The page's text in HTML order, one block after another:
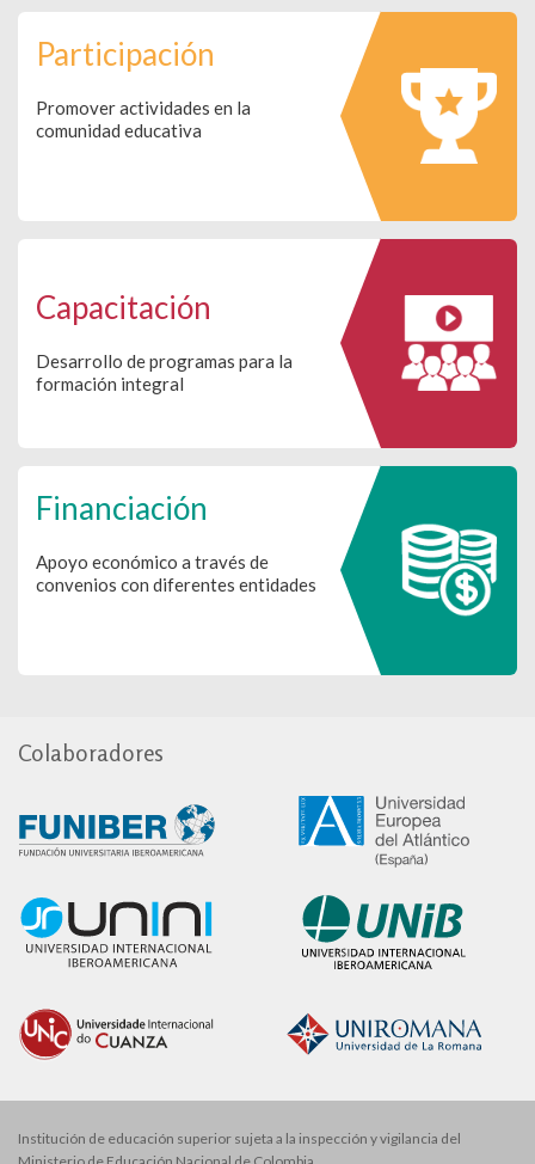
Participación
Promover actividades en la
comunidad educativa
Capacitación
Desarrollo de programas para la
formación integral
Financiación
Apoyo económico a través de
convenios con diferentes entidades
Colaboradores
Institución de educación superior sujeta a la inspección y vigilancia del